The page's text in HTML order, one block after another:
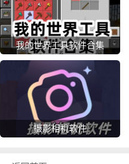
我的世界工具软件合集
摄影相机软件